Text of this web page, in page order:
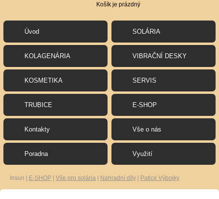
Košík je prázdný
Úvod SOLÁRIA
KOLAGENÁRIA VIBRAČNÍ DESKY
KOSMETIKA SERVIS
TRUBICE E-SHOP
Kontakty Vše o nás
Poradna Využití
Insun E-SHOP Vše pro solária Nahradní díly Patice Výbojky